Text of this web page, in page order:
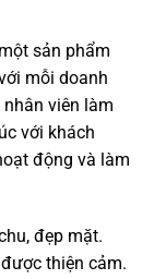
sản phẩm
mỗi doanh
viên làm
với khách
động và làm
đẹp mặt.
thiện cảm.